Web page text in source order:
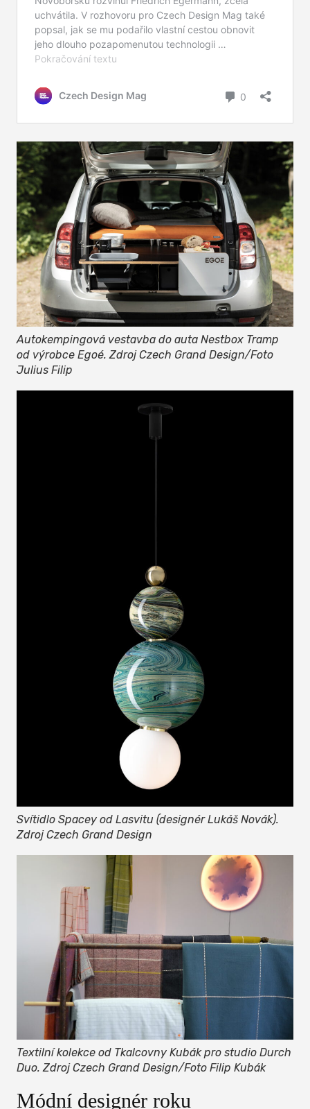
Autokempingová vestavba do auta Nestbox Tramp
od výrobce Egoé. Zdroj Czech Grand Design/Foto
Julius Filip
Svítidlo Spacey od Lasvitu (designér Lukáš Novák).
Zdroj Czech Grand Design
Textilní kolekce od Tkalcovny Kubák pro studio Durch
Duo. Zdroj Czech Grand Design/Foto Filip Kubák
Módní designér roku